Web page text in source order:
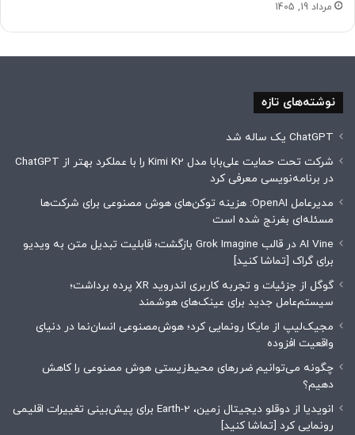
مرداد 19, 1405
نوشته‌های تازه
ChatGPT یک ساله شد
شرکت تحت حمایت علی‌بابا مدل Kimi K2 را با عملکرد بهتر از ChatGPT
در برنامه‌نویسی معرفی کرد
مدیرعامل OpenAI: ‌هزینه توکن‌های هوش مصنوعی برای شرکت‌ها
مسئله‌ای بغرنج شده است
AI Vine در قالب Grok Imagine بازگشت؛ قابلیت تبدیل متن به ویدیو
برای گراک [تماشا کنید]
گوگل از جزئیات و تجربه کاربری اندروید XR پرده برداشت؛
سیستم‌عامل جدید برای عینک‌های هوشمند
مجیک‌لیپ از مایکا رونمایی کرد؛ هوش‌مصنوعی انسان‌نما در دنیای
واقعیت افزوده
چگونه می‌توانیم ضررهای محیط‌زیستی هوش مصنوعی را کاهش
دهیم؟
انویدیا از دوقلو دیجیتال زمین، Earth-2 برای پیش‌بینی تغییرات اقلیمی
رونمایی کرد [تماشا کنید]